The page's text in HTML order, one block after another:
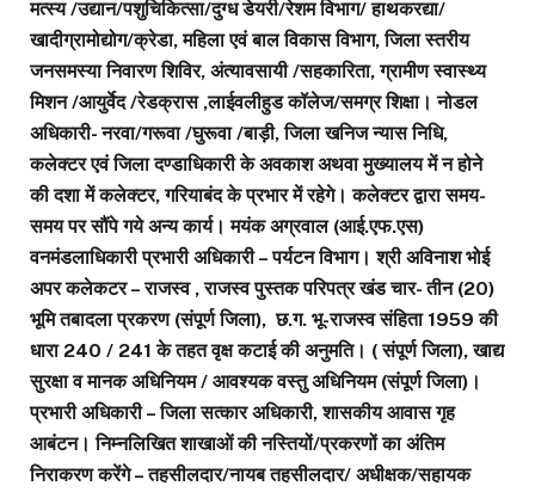
मत्स्य /उद्यान/पशुचिकित्सा/दुग्ध डेयरी/रेशम विभाग/ हाथकरद्या/
खादीग्रामोद्योग/क्रेडा, महिला एवं बाल विकास विभाग, जिला स्तरीय
जनसमस्या निवारण शिविर, अंत्यावसायी /सहकारिता, ग्रामीण स्वास्थ्य
मिशन /आयुर्वेद /रेडक्रास ,लाईवलीहुड कॉलेज/समग्र शिक्षा। नोडल
अधिकारी- नरवा/गरूवा /घुरूवा /बाड़ी, जिला खनिज न्यास निधि,
कलेक्टर एवं जिला दण्डाधिकारी के अवकाश अथवा मुख्यालय में न होने
की दशा में कलेक्टर, गरियाबंद के प्रभार में रहेगे। कलेक्टर द्वारा समय-
समय पर सौंपे गये अन्य कार्य। मयंक अग्रवाल (आई.एफ.एस)
वनमंडलाधिकारी प्रभारी अधिकारी – पर्यटन विभाग। श्री अविनाश भोई
अपर कलेकटर – राजस्व , राजस्व पुस्तक परिपत्र खंड चार- तीन (20)
भूमि तबादला प्रकरण (संपूर्ण जिला), छ.ग. भू-राजस्व संहिता 1959 की
धारा 240 / 241 के तहत वृक्ष कटाई की अनुमति। ( संपूर्ण जिला), खाद्य
सुरक्षा व मानक अधिनियम / आवश्यक वस्तु अधिनियम (संपूर्ण जिला)।
प्रभारी अधिकारी – जिला सत्कार अधिकारी, शासकीय आवास गृह
आबंटन। निम्नलिखित शाखाओं की नस्तियों/प्रकरणों का अंतिम
निराकरण करेंगे – तहसीलदार/नायब तहसीलदार/ अधीक्षक/सहायक